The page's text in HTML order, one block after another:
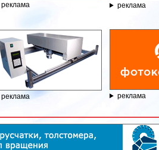
реклама реклама
реклама реклама